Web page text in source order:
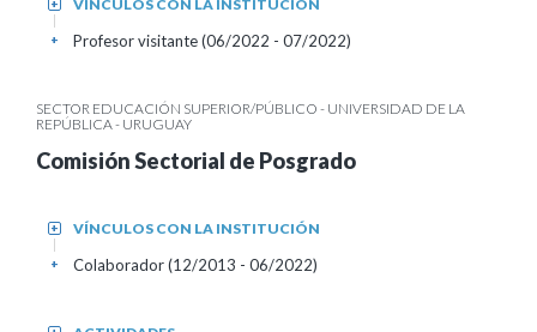
VÍNCULOS CON LA INSTITUCIÓN
+
Profesor visitante (06/2022 - 07/2022)
+
SECTOR EDUCACIÓN SUPERIOR/PÚBLICO - UNIVERSIDAD DE LA
REPÚBLICA - URUGUAY
Comisión Sectorial de Posgrado
VÍNCULOS CON LA INSTITUCIÓN
+
Colaborador (12/2013 - 06/2022)
+